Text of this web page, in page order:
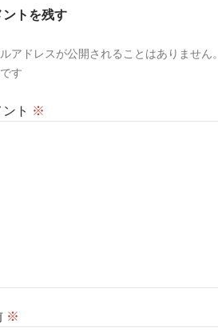
ントを残す
ルアドレスが公開されることはありません。
す
ト ※
※